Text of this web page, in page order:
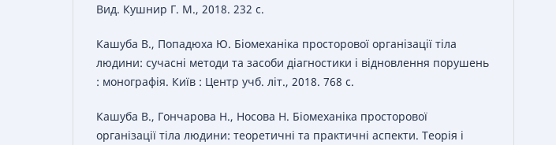
Вид. Кушнир Г. М., 2018. 232 с.
Кашуба В., Попадюха Ю. Біомеханіка просторової організації тіла
людини: сучасні методи та засоби діагностики і відновлення порушень
: монографія. Київ : Центр учб. літ., 2018. 768 с.
Кашуба В., Гончарова Н., Носова Н. Біомеханіка просторової
організації тіла людини: теоретичні та практичні аспекти. Теорія і